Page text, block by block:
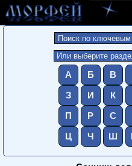
А Б В
З И К
П Р С
Ц Ч Ш